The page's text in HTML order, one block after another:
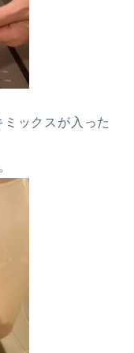
ックスが入った